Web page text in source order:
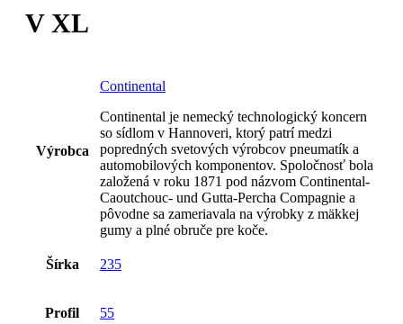
V XL
Výrobca
Continental
Continental je nemecký technologický koncern
so sídlom v Hannoveri, ktorý patrí medzi
popredných svetových výrobcov pneumatík a
automobilových komponentov. Spoločnosť bola
založená v roku 1871 pod názvom Continental-
Caoutchouc- und Gutta-Percha Compagnie a
pôvodne sa zameriavala na výrobky z mäkkej
gumy a plné obruče pre koče.
Šírka 235
Profil 55